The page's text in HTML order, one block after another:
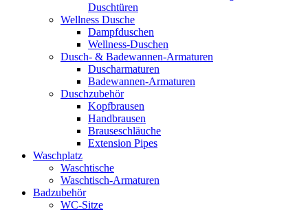
Duschtüren
Wellness Dusche
Dampfduschen
Wellness-Duschen
Dusch- & Badewannen-Armaturen
Duscharmaturen
Badewannen-Armaturen
Duschzubehör
Kopfbrausen
Handbrausen
Brauseschläuche
Extension Pipes
Waschplatz
Waschtische
Waschtisch-Armaturen
Badzubehör
WC-Sitze